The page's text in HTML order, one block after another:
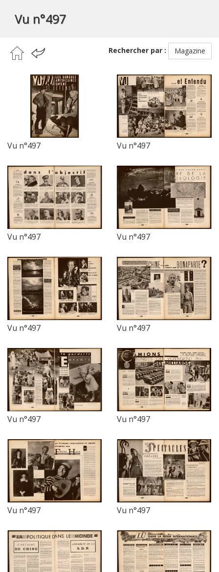
Vu n°497
Rechercher par : Magazine
Vu n°497 Vu n°497
Vu n°497 Vu n°497
Vu n°497 Vu n°497
Vu n°497 Vu n°497
Vu n°497 Vu n°497